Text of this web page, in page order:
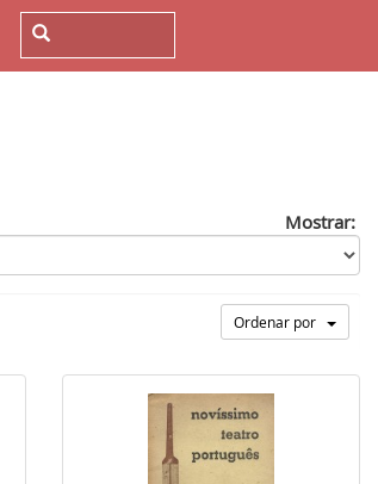
Mostrar:
Ordenar por